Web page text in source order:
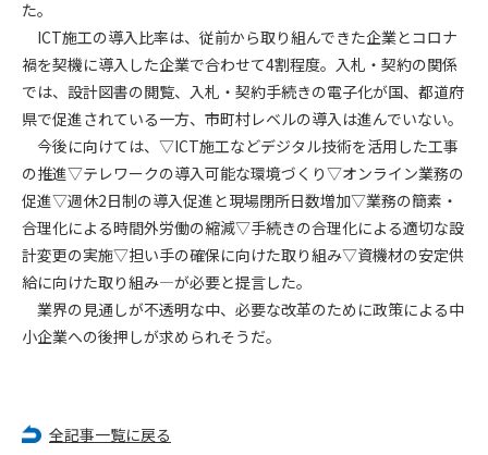
た。
ICT施工の導入比率は、従前から取り組んできた企業とコロナ
禍を契機に導入した企業で合わせて4割程度。入札・契約の関係
では、設計図書の閲覧、入札・契約手続きの電子化が国、都道府
県で促進されている一方、市町村レベルの導入は進んでいない。
今後に向けては、▽ICT施工などデジタル技術を活用した工事
の推進▽テレワークの導入可能な環境づくり▽オンライン業務の
促進▽週休2日制の導入促進と現場閉所日数増加▽業務の簡素・
合理化による時間外労働の縮減▽手続きの合理化による適切な設
計変更の実施▽担い手の確保に向けた取り組み▽資機材の安定供
給に向けた取り組み―が必要と提言した。
業界の見通しが不透明な中、必要な改革のために政策による中
小企業への後押しが求められそうだ。
全記事一覧に戻る
(1) 会員申し込みをした者が実在しなかった場合
(2) 本規約に違反した場合/li>
(3) 会員申し込みの際、申告事項に虚偽があった場合
(4) 会員申込者が管理者所定の手続き通りに会員申込手続き処
理を行わなかった場合
(5) その他管理者が会員とすることを不適当と判断した場合
2. 管理者は承認後であっても承認した会員が前項の何れかに該
当することが判明した場合、会員資格を取り消すことがあり
ます。
第5条（IDおよびパスワードの管理）
1. 会員は申込の際に管理者が発行したIDおよびパスワードの使
用および管理について責任を負うものとします。
3. 会員は、IDおよびパスワードの管理不十分、使用上の過誤、